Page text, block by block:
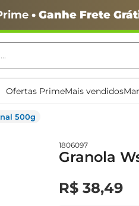
• Ganhe Frete
Ofertas PrimeMais vendidos
500g
1806097
Granola
R$ 38,49